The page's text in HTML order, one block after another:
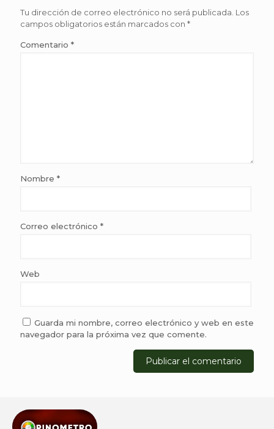
Tu dirección de correo electrónico no será publicada. Los
campos obligatorios están marcados con *
Comentario *
Nombre *
Correo electrónico *
Web
Guarda mi nombre, correo electrónico y web en este
navegador para la próxima vez que comente.